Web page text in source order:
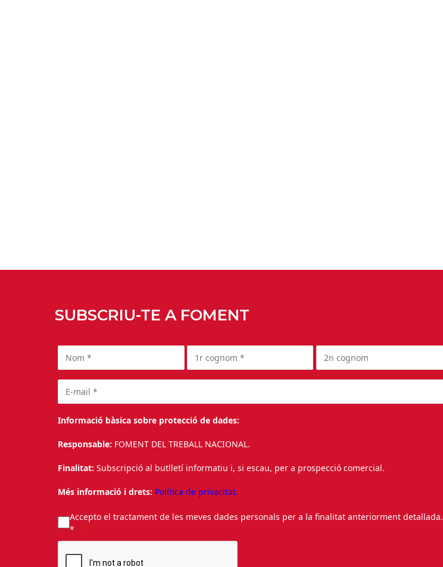
SUBSCRIU-TE A FOMENT
Informació bàsica sobre protecció de dades:
Responsable: FOMENT DEL TREBALL NACIONAL.
Finalitat: Subscripció al butlletí informatiu i, si escau, per a prospecció comercial.
Més informació i drets: Política de privacitat.
Accepto el tractament de les meves dades personals per a la finalitat anteriorment detallada.
*